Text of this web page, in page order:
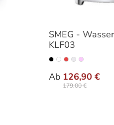
SMEG -
KLF03
Ab 126,90 €
179,00 €